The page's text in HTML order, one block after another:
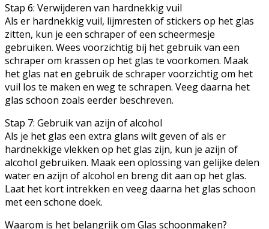
Stap 6: Verwijderen van hardnekkig vuil
Als er hardnekkig vuil, lijmresten of stickers op het glas
zitten, kun je een schraper of een scheermesje
gebruiken. Wees voorzichtig bij het gebruik van een
schraper om krassen op het glas te voorkomen. Maak
het glas nat en gebruik de schraper voorzichtig om het
vuil los te maken en weg te schrapen. Veeg daarna het
glas schoon zoals eerder beschreven.
Stap 7: Gebruik van azijn of alcohol
Als je het glas een extra glans wilt geven of als er
hardnekkige vlekken op het glas zijn, kun je azijn of
alcohol gebruiken. Maak een oplossing van gelijke delen
water en azijn of alcohol en breng dit aan op het glas.
Laat het kort intrekken en veeg daarna het glas schoon
met een schone doek.
Waarom is het belangrijk om Glas schoonmaken?